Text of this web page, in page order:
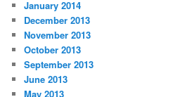
January 2014
December 2013
November 2013
October 2013
September 2013
June 2013
May 2013